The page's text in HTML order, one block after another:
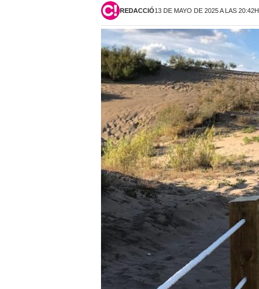
REDACCIÓ13 DE MAYO DE 2025 A LAS 20:42H